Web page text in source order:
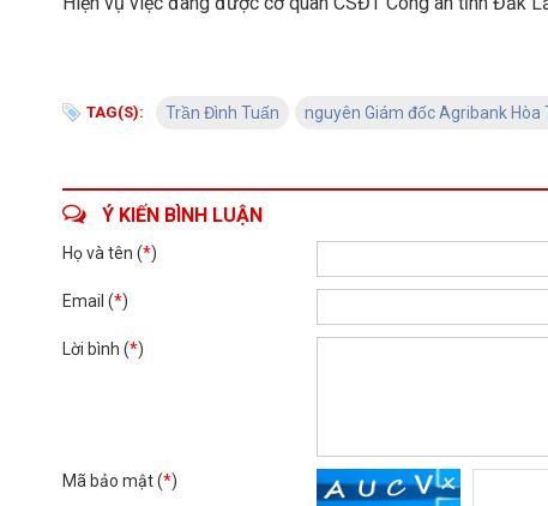
TAG(S): Trần Đình Tuấn nguyên Giám đốc Agribank Hòa
Ý KIẾN BÌNH LUẬN
Họ và tên (*)
Email (*)
Lời bình (*)
Mã bảo mật (*)